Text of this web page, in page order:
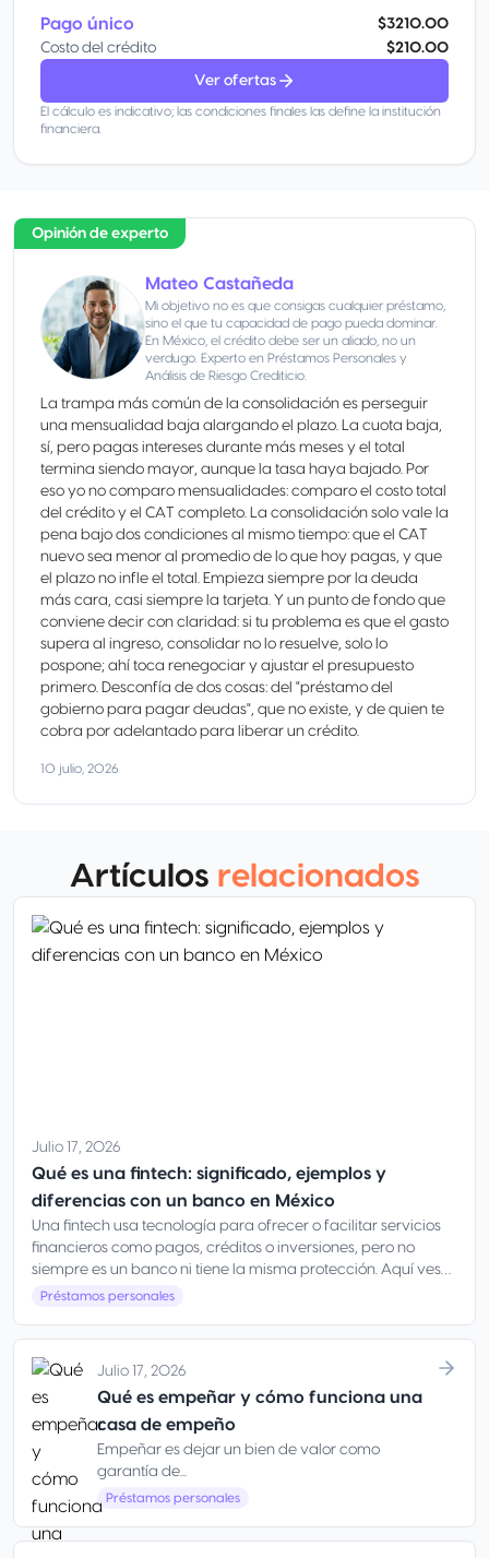
Pago único
$3210.00
Costo del crédito
$210.00
Ver ofertas
El cálculo es indicativo; las condiciones finales las define la institución
financiera.
Opinión de experto
Mateo Castañeda
Mi objetivo no es que consigas cualquier préstamo,
sino el que tu capacidad de pago pueda dominar.
En México, el crédito debe ser un aliado, no un
verdugo. Experto en Préstamos Personales y
Análisis de Riesgo Crediticio.
La trampa más común de la consolidación es perseguir
una mensualidad baja alargando el plazo. La cuota baja,
sí, pero pagas intereses durante más meses y el total
termina siendo mayor, aunque la tasa haya bajado. Por
eso yo no comparo mensualidades: comparo el costo total
del crédito y el CAT completo. La consolidación solo vale la
pena bajo dos condiciones al mismo tiempo: que el CAT
nuevo sea menor al promedio de lo que hoy pagas, y que
el plazo no infle el total. Empieza siempre por la deuda
más cara, casi siempre la tarjeta. Y un punto de fondo que
conviene decir con claridad: si tu problema es que el gasto
supera al ingreso, consolidar no lo resuelve, solo lo
pospone; ahí toca renegociar y ajustar el presupuesto
primero. Desconfía de dos cosas: del "préstamo del
gobierno para pagar deudas", que no existe, y de quien te
cobra por adelantado para liberar un crédito.
10 julio, 2026
Artículos relacionados
Julio 17, 2026
Qué es una fintech: significado, ejemplos y
diferencias con un banco en México
Una fintech usa tecnología para ofrecer o facilitar servicios
financieros como pagos, créditos o inversiones, pero no
siempre es un banco ni tiene la misma protección. Aquí ves
qué es, ejemplos y cómo elegir con seguridad en México
Préstamos personales
Julio 17, 2026
Qué es empeñar y cómo funciona una
casa de empeño
Empeñar es dejar un bien de valor como
garantía de...
Préstamos personales